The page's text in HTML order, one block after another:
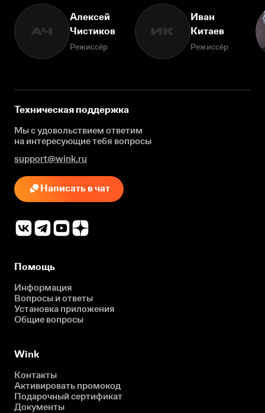
АЧ
Алексей
Чистиков
Режиссёр
ИК
Иван
Китаев
Режиссёр
Техническая поддержка
Мы с удовольствием ответим
на интересующиетебя вопросы
support@wink.ru
Написать в чат
Помощь
Информация
Вопросы и ответы
Установка приложения
Общие вопросы
Wink
Контакты
Активировать промокод
Подарочный сертификат
Документы